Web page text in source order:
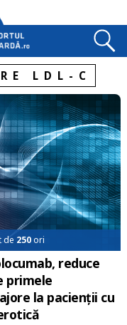
LDL-C
de 250ori
reduce
primele
la pacienții cu